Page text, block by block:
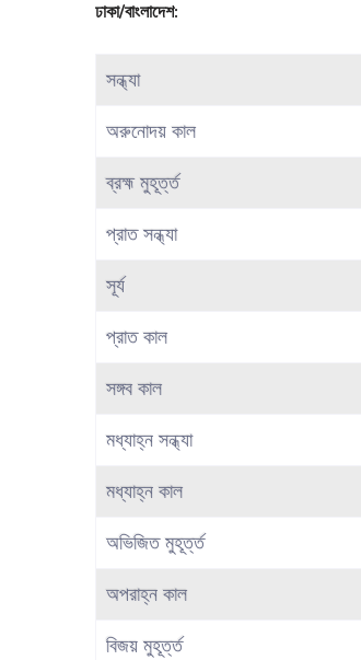
ঢাকা/বাংলাদেশ:
সন্ধ্যা
অরুনোদয় কাল
ব্রহ্ম মুহূর্ত্ত
প্রাত সন্ধ্যা
সূর্য
প্রাত কাল
সঙ্গব কাল
মধ্যাহ্ন সন্ধ্যা
মধ্যাহ্ন কাল
অভিজিত মুহূর্ত্ত
অপরাহ্ন কাল
বিজয় মুহূর্ত্ত